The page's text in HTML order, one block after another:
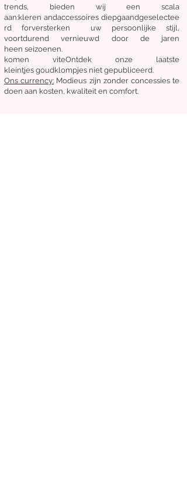
trends, bieden wij een scala
aan:kleren andaccessoires diepgaandgeselectee
rd forversterken uw persoonlijke stijl,
voortdurend vernieuwd door de jaren
heen seizoenen.
komen viteOntdek onze laatste
kleintjes goudklompjes niet gepubliceerd.
Ons currency: Modieus zijn zonder concessies te
doen aan kosten, kwaliteit en comfort.